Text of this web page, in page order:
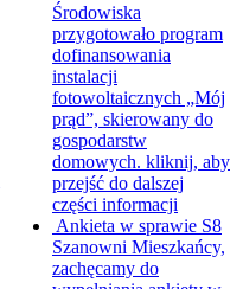
Środowiska
przygotowało program
dofinansowania
instalacji
fotowoltaicznych „Mój
prąd”, skierowany do
gospodarstw
domowych. kliknij, aby
przejść do dalszej
części informacji
Ankieta w sprawie S8
Szanowni Mieszkańcy,
zachęcamy do